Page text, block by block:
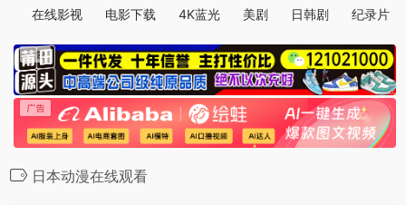
在线影视 电影下载 4K蓝光 美剧 日韩剧 纪录片
日本动漫在线观看